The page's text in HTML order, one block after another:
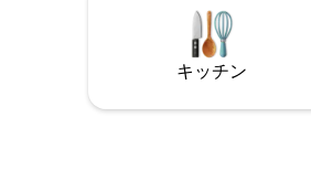
水を見下ろす1,400平方フィ
予約からチェックアウトまで
が対応 👩‍✈️プロフェッショナ
荷物/食料品サービス 🛻ゴル
🛜高速Wi-Fi 今すぐお問い合わせくださ
い！
キッチン